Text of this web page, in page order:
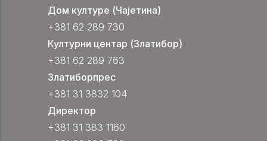
Дом културе (Чајетина)
+381 62 289 730
Културни центар (Златибор)
+381 62 289 763
Златиборпрес
+381 31 3832 104
Директор
+381 31 383 1160